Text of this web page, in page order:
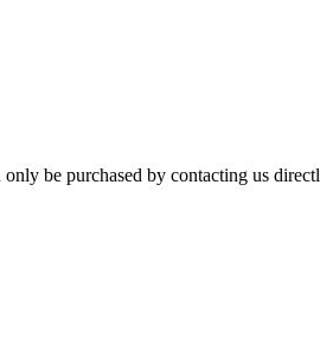
be purchased by contacting us